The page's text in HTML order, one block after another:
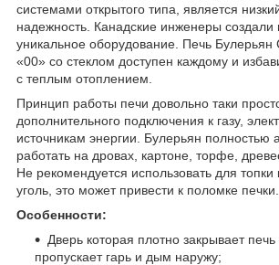
системами открытого типа, является
надежность. Канадские инженеры создали
уникальное оборудование. Печь Булерьян
«00» со стеклом доступен каждому и
с теплым отоплением.
Принцип работы печи довольно таки
дополнительного подключения к газу,
источникам энергии. Булерьян полностью
работать на дровах, картоне, торфе,
Не рекомендуется использовать для
уголь, это может привести к поломке печки.
Особенности:
Дверь которая плотно закрывает
пропускает гарь и дым наружу;